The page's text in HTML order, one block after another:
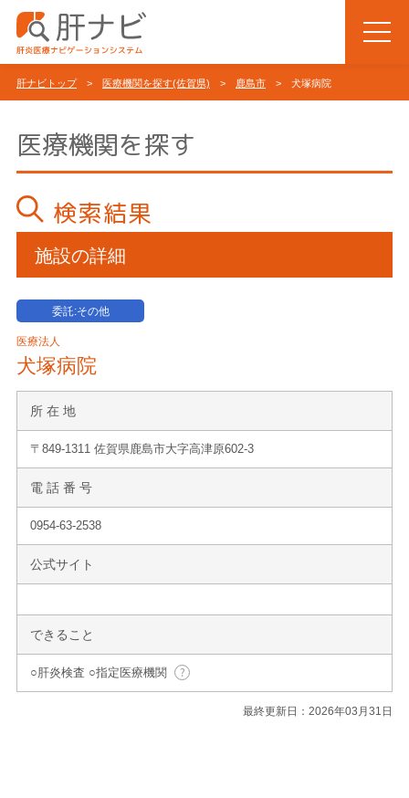
肝ナビトップ> 医療機関を探す(佐賀県) > 鹿島市 > 犬塚病院
医療機関を探す
検索結果
施設の詳細
委託:その他
医療法人
犬塚病院
所 在 地
〒849-1311 佐賀県鹿島市大字高津原602-3
電 話 番 号
0954-63-2538
公式サイト
できること
○肝炎検査 ○指定医療機関
最終更新日：2026年03月31日